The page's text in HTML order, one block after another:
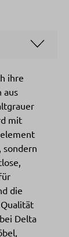
ihre
aus
mit
sondern
die
Delta